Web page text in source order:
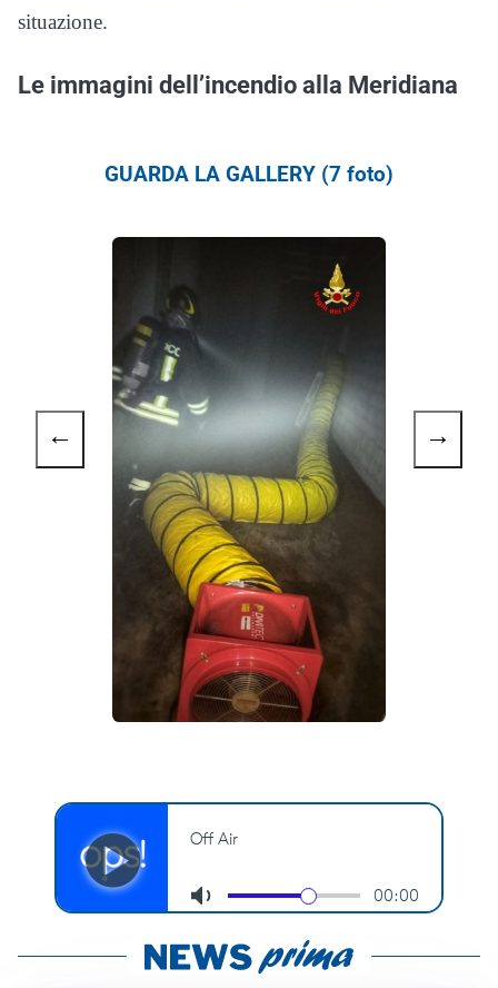
situazione.
Le immagini dell’incendio alla Meridiana
GUARDA LA GALLERY (7 foto)
← →